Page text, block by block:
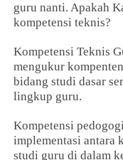
guru nanti. Apakah
kompetensi teknis?
Kompetensi Teknis
mengukur
bidang studi dasar
lingkup guru.
Kompetensi
implementasi antara
studi guru di dalam